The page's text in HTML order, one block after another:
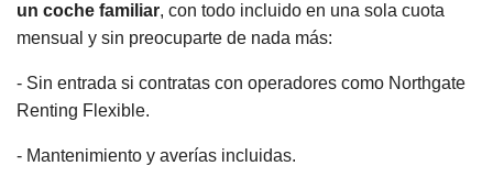
un coche familiar, con todo incluido en una sola cuota
mensual y sin preocuparte de nada más:
- Sin entrada si contratas con operadores como Northgate
Renting Flexible.
- Mantenimiento y averías incluidas.